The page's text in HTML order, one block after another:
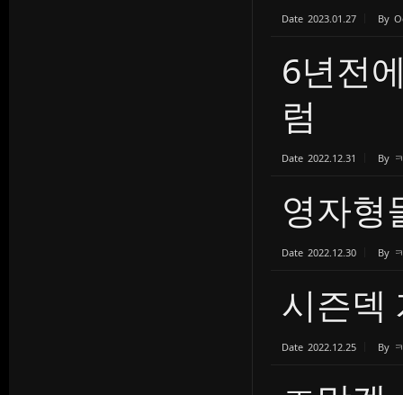
Date 2023.01.27 By
6년전
럼
Date 2022.12.31 By
영자형
Date 2022.12.30 By
시즌덱
Date 2022.12.25 By